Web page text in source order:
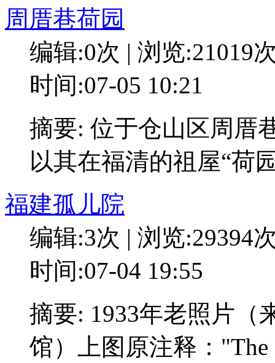
周厝巷荷园
编辑:0次 | 浏览:21019
时间:07-05 10:21
摘要: 位于仓山区周厝
以其在福清的祖屋“荷
福建孤儿院
编辑:3次 | 浏览:29394
时间:07-04 19:55
摘要: 1933年老照片（
馆）上图原注释："The